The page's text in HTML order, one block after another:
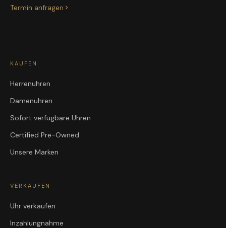
Termin anfragen
KAUFEN
Herrenuhren
Damenuhren
Sofort verfügbare Uhren
Certified Pre-Owned
Unsere Marken
VERKAUFEN
Uhr verkaufen
Inzahlungnahme